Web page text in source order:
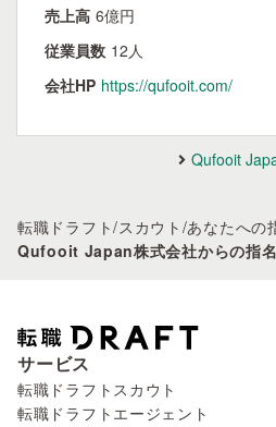
売上高 6億円
従業員数 12人
会社HP https://qufooit.com/
Qufooit
転職ドラフト/スカウト /あなたへの
Qufooit Japan株式会社からの指名
サービス
転職ドラフトスカウト
転職ドラフトエージェント